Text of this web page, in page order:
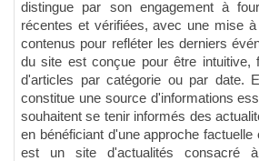
distingue par son engagement à
récentes et vérifiées, avec une mise
contenus pour refléter les derniers
du site est conçue pour être intuitive,
d'articles par catégorie ou par date.
constitue une source d'informations
souhaitent se tenir informés des
en bénéficiant d'une approche
est un site d'actualités consacré